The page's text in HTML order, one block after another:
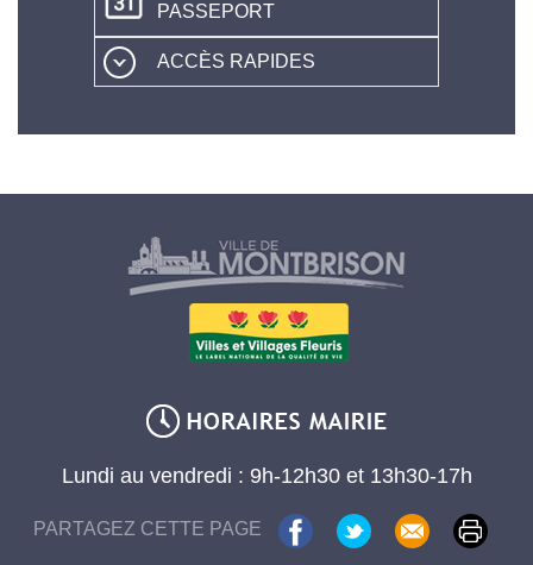
PASSEPORT
ACCÈS RAPIDES
Lundi au vendredi : 9h-12h30 et 13h30-17h
PARTAGEZ CETTE PAGE